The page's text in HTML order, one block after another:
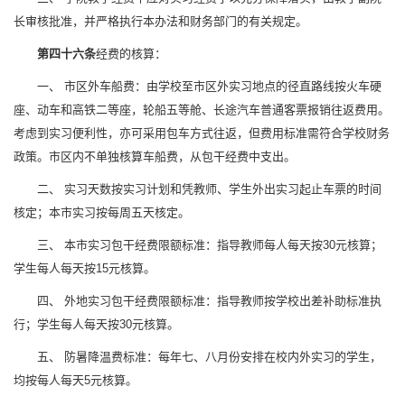
长审核批准，并严格执行本办法和财务部门的有关规定。
第四十六条经费的核算：
一、 市区外车船费：由学校至市区外实习地点的径直路线按火车硬
座、动车和高铁二等座，轮船五等舱、长途汽车普通客票报销往返费用。
考虑到实习便利性，亦可采用包车方式往返，但费用标准需符合学校财务
政策。市区内不单独核算车船费，从包干经费中支出。
二、 实习天数按实习计划和凭教师、学生外出实习起止车票的时间
核定；本市实习按每周五天核定。
三、 本市实习包干经费限额标准：指导教师每人每天按30元核算；
学生每人每天按15元核算。
四、 外地实习包干经费限额标准：指导教师按学校出差补助标准执
行；学生每人每天按30元核算。
五、 防暑降温费标准：每年七、八月份安排在校内外实习的学生，
均按每人每天5元核算。